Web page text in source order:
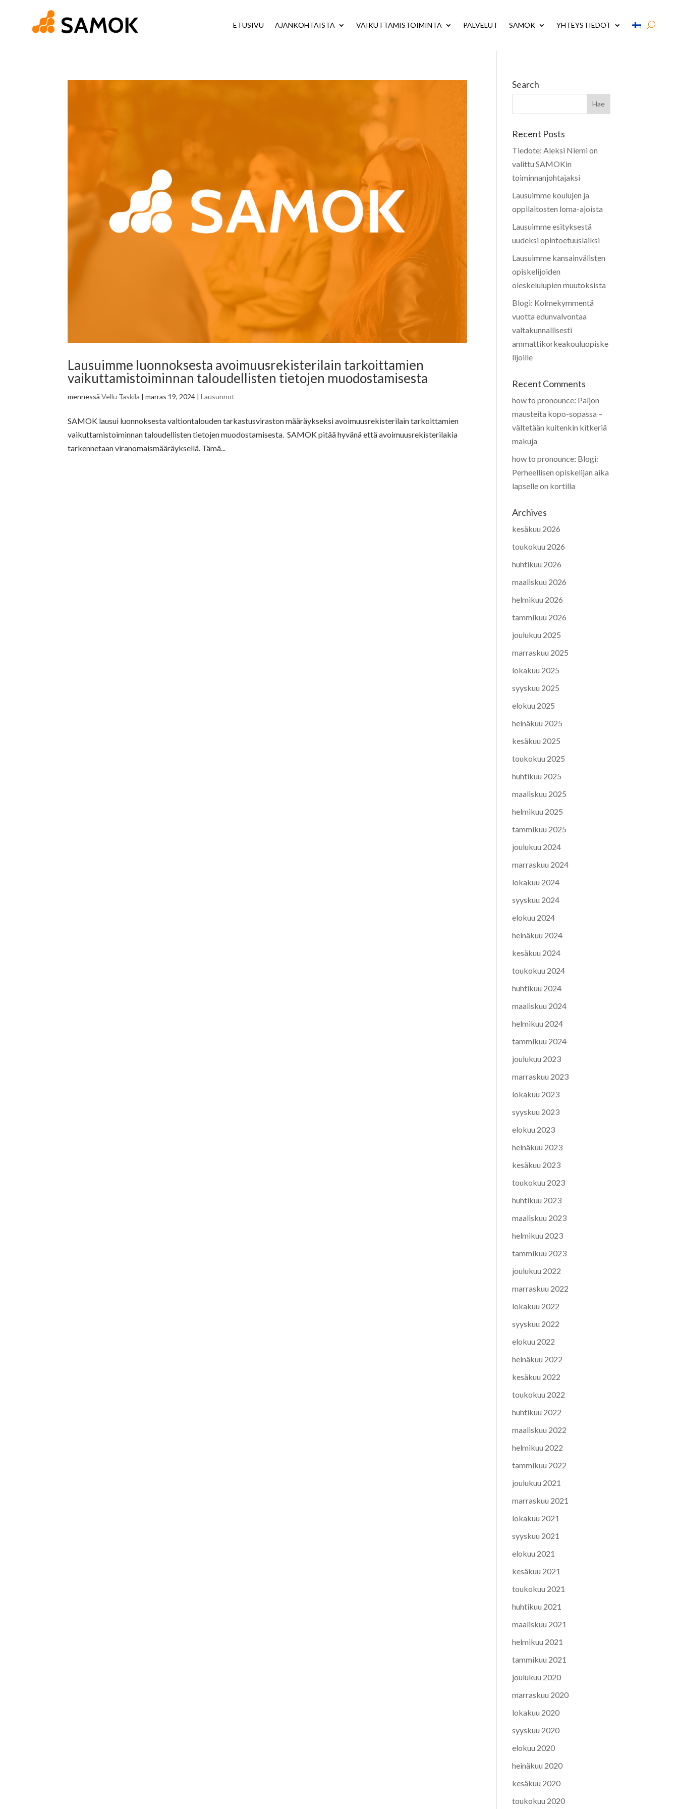
ETUSIVU AJANKOHTAISTA VAIKUTTAMISTOIMINTA PALVELUT SAMOK YHTEYSTIEDOT
Lausuimme luonnoksesta avoimuusrekisterilain tarkoittamien
vaikuttamistoiminnan taloudellisten tietojen muodostamisesta
mennessäVellu Taskila |marras 19, 2024 |Lausunnot
SAMOK lausui luonnoksesta valtiontalouden tarkastusviraston määräykseksi avoimuusrekisterilain tarkoittamien
vaikuttamistoiminnan taloudellisten tietojen muodostamisesta. SAMOK pitää hyvänä että avoimuusrekisterilakia
tarkennetaan viranomaismääräyksellä. Tämä...
Search
Recent Posts
Tiedote: Aleksi Niemi on
valittu SAMOKin
toiminnanjohtajaksi
Lausuimme koulujen ja
oppilaitosten loma-ajoista
Lausuimme esityksestä
uudeksi opintoetuuslaiksi
Lausuimme kansainvälisten
opiskelijoiden
oleskelulupien muutoksista
Blogi: Kolmekymmentä
vuotta edunvalvontaa
valtakunnallisesti
ammattikorkeakouluopiske
lijoille
Recent Comments
how to pronounce: Paljon
mausteita kopo-sopassa –
vältetään kuitenkin kitkeriä
makuja
how to pronounce: Blogi:
Perheellisen opiskelijan aika
lapselle on kortilla
Archives
kesäkuu 2026
toukokuu 2026
huhtikuu 2026
maaliskuu 2026
helmikuu 2026
tammikuu 2026
joulukuu 2025
marraskuu 2025
lokakuu 2025
syyskuu 2025
elokuu 2025
heinäkuu 2025
kesäkuu 2025
toukokuu 2025
huhtikuu 2025
maaliskuu 2025
helmikuu 2025
tammikuu 2025
joulukuu 2024
marraskuu 2024
lokakuu 2024
syyskuu 2024
elokuu 2024
heinäkuu 2024
kesäkuu 2024
toukokuu 2024
huhtikuu 2024
maaliskuu 2024
helmikuu 2024
tammikuu 2024
joulukuu 2023
marraskuu 2023
lokakuu 2023
syyskuu 2023
elokuu 2023
heinäkuu 2023
kesäkuu 2023
toukokuu 2023
huhtikuu 2023
maaliskuu 2023
helmikuu 2023
tammikuu 2023
joulukuu 2022
marraskuu 2022
lokakuu 2022
syyskuu 2022
elokuu 2022
heinäkuu 2022
kesäkuu 2022
toukokuu 2022
huhtikuu 2022
maaliskuu 2022
helmikuu 2022
tammikuu 2022
joulukuu 2021
marraskuu 2021
lokakuu 2021
syyskuu 2021
elokuu 2021
kesäkuu 2021
toukokuu 2021
huhtikuu 2021
maaliskuu 2021
helmikuu 2021
tammikuu 2021
joulukuu 2020
marraskuu 2020
lokakuu 2020
syyskuu 2020
elokuu 2020
heinäkuu 2020
kesäkuu 2020
toukokuu 2020